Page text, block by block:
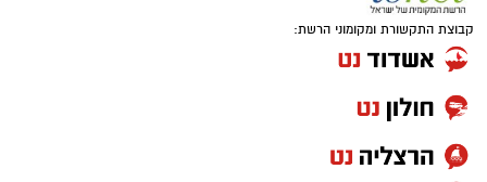
קבוצת התקשורת ומקומוני הרשת: